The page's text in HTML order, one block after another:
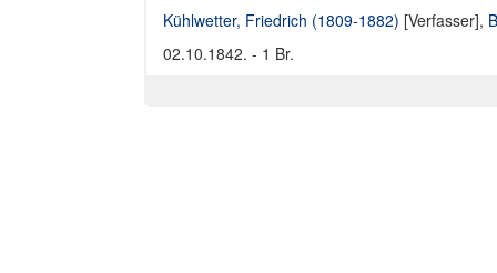
Kühlwetter, Friedrich (1809-1882) [Verfasser],
02.10.1842. - 1 Br.